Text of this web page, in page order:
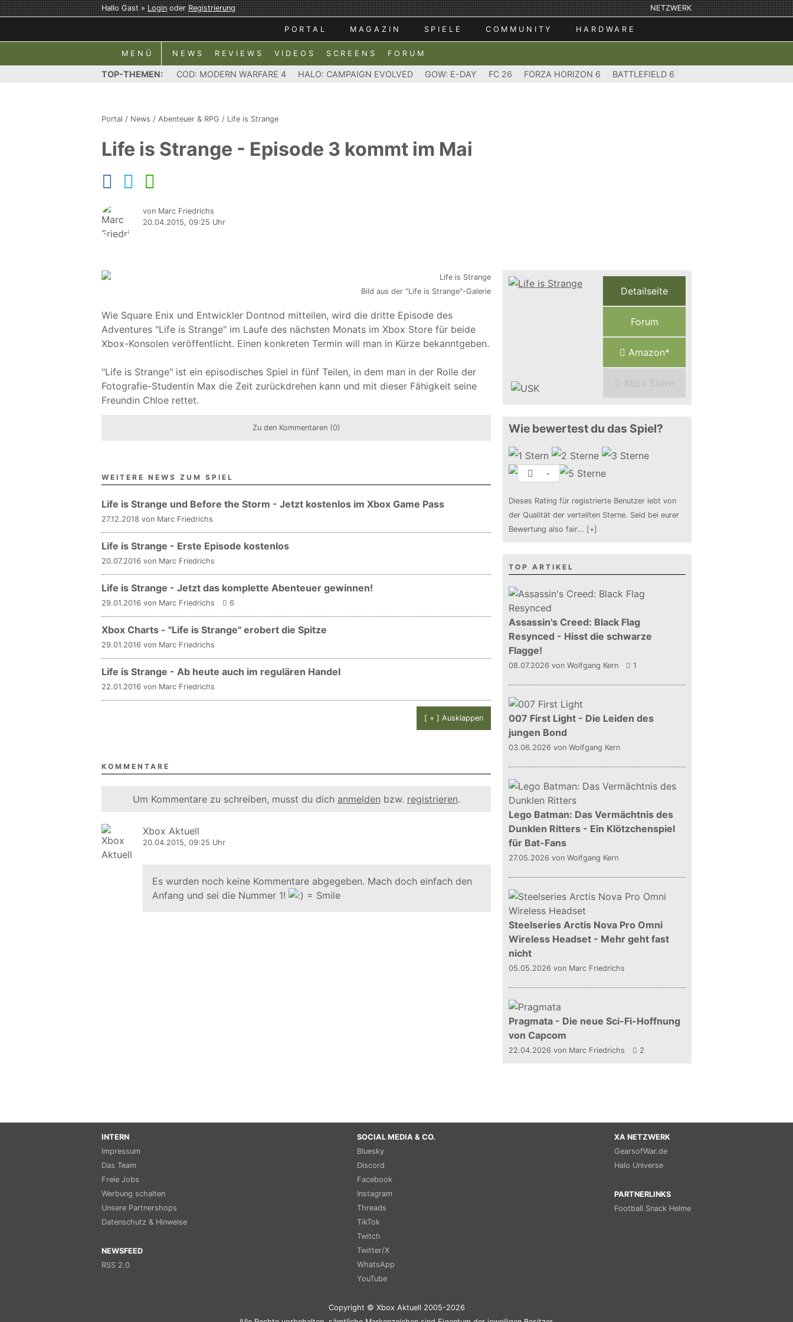
Hallo Gast »LoginoderRegistrierung NETZWERK
PORTAL MAGAZIN SPIELE COMMUNITY HARDWARE
MENÜ NEWS REVIEWS VIDEOS SCREENS FORUM
TOP-THEMEN: COD: MODERN WARFARE 4 HALO: CAMPAIGN EVOLVED GOW: E-DAY FC 26 FORZA HORIZON 6 BATTLEFIELD 6
Portal / News / Abenteuer & RPG / Life is Strange
Life is Strange - Episode 3 kommt im Mai
von Marc Friedrichs
20.04.2015, 09:25 Uhr
Bild aus der "Life is Strange"-Galerie
Wie Square Enix und Entwickler Dontnod mitteilen, wird die dritte Episode des
Adventures "Life is Strange" im Laufe des nächsten Monats im Xbox Store für beide
Xbox-Konsolen veröffentlicht. Einen konkreten Termin will man in Kürze bekanntgeben.
"Life is Strange" ist ein episodisches Spiel in fünf Teilen, in dem man in der Rolle der
Fotografie-Studentin Max die Zeit zurückdrehen kann und mit dieser Fähigkeit seine
Freundin Chloe rettet.
Zu den Kommentaren (0)
WEITERE NEWS ZUM SPIEL
Life is Strange und Before the Storm - Jetzt kostenlos im Xbox Game Pass
27.12.2018 von Marc Friedrichs
Life is Strange - Erste Episode kostenlos
20.07.2016 von Marc Friedrichs
Life is Strange - Jetzt das komplette Abenteuer gewinnen!
29.01.2016 von Marc Friedrichs 6
Xbox Charts - "Life is Strange" erobert die Spitze
29.01.2016 von Marc Friedrichs
Life is Strange - Ab heute auch im regulären Handel
22.01.2016 von Marc Friedrichs
[ + ] Ausklappen
KOMMENTARE
Um Kommentare zu schreiben, musst du dich anmelden bzw. registrieren.
Xbox Aktuell
20.04.2015, 09:25 Uhr
Es wurden noch keine Kommentare abgegeben. Mach doch einfach den
Anfang und sei die Nummer 1!
Detailseite
Forum
Amazon*
Xbox Store
Wie bewertest du das Spiel?
-
Dieses Rating für registrierte Benutzer lebt von
der Qualität der verteilten Sterne. Seid bei eurer
Bewertung also fair... [+]
TOP ARTIKEL
Assassin's Creed: Black Flag
Resynced - Hisst die schwarze
Flagge!
08.07.2026 von Wolfgang Kern 1
007 First Light - Die Leiden des
jungen Bond
03.06.2026 von Wolfgang Kern
Lego Batman: Das Vermächtnis des
Dunklen Ritters - Ein Klötzchenspiel
für Bat-Fans
27.05.2026 von Wolfgang Kern
Steelseries Arctis Nova Pro Omni
Wireless Headset - Mehr geht fast
nicht
05.05.2026 von Marc Friedrichs
Pragmata - Die neue Sci-Fi-Hoffnung
von Capcom
22.04.2026 von Marc Friedrichs 2
INTERN
Impressum
Das Team
Freie Jobs
Werbung schalten
Unsere Partnershops
Datenschutz & Hinweise
NEWSFEED
RSS 2.0
SOCIAL MEDIA & CO.
Bluesky
Discord
Facebook
Instagram
Threads
TikTok
Twitch
Twitter/X
WhatsApp
YouTube
XA NETZWERK
GearsofWar.de
Halo Universe
PARTNERLINKS
Football Snack Helme
Copyright © Xbox Aktuell 2005-2026